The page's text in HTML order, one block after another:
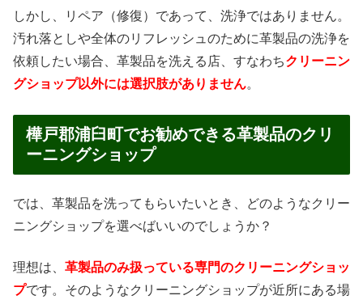
しかし、リペア（修復）であって、洗浄ではありません。
汚れ落としや全体のリフレッシュのために革製品の洗浄を
依頼したい場合、革製品を洗える店、すなわちクリーニン
グショップ以外には選択肢がありません。
樺戸郡浦臼町でお勧めできる革製品のクリ
ーニングショップ
では、革製品を洗ってもらいたいとき、どのようなクリー
ニングショップを選べばいいのでしょうか？
理想は、 革製品のみ扱っている専門のクリーニングショッ
プです。そのようなクリーニングショップが近所にある場